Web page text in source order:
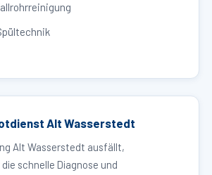
Alt Wasserstedt
Alt Wasserstedt ausfällt,
schnelle Diagnose und